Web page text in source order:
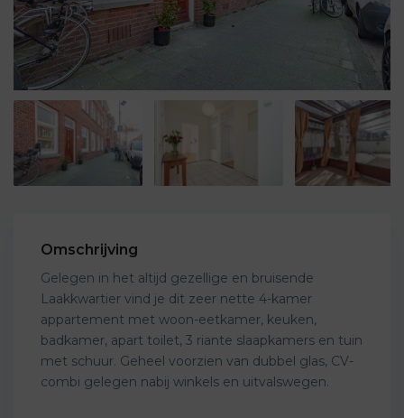
Omschrijving
Gelegen in het altijd gezellige en bruisende
Laakkwartier vind je dit zeer nette 4-kamer
appartement met woon-eetkamer, keuken,
badkamer, apart toilet, 3 riante slaapkamers en tuin
met schuur. Geheel voorzien van dubbel glas, CV-
combi gelegen nabij winkels en uitvalswegen.